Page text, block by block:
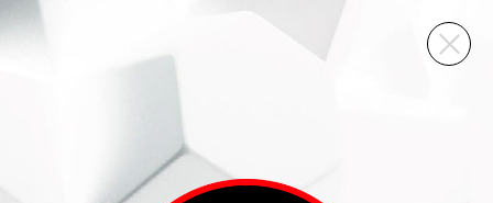
ВИННЫЙ СКЛАД